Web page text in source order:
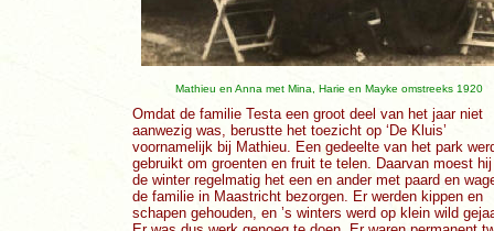
Mathieu en Anna met Mina, Harie en Mayke omstreeks 1920
Omdat de familie Testa een groot deel van het jaar niet
aanwezig was, berustte het toezicht op ‘De Kluis’
voornamelijk bij Mathieu. Een gedeelte van het park
gebruikt om groenten en fruit te telen. Daarvan moest
de winter regelmatig het een en ander met paard en
de familie in Maastricht bezorgen. Er werden kippen en
schapen gehouden, en ’s winters werd op klein wild